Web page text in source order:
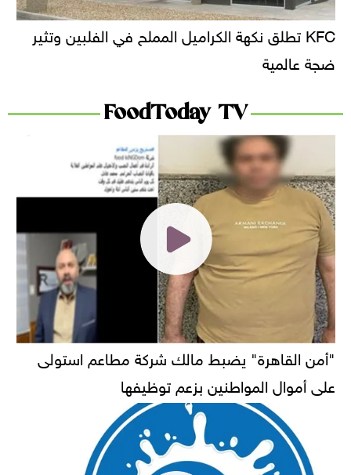
KFC تطلق نكهة الكراميل المملح في الفلبين وتثير
ضجة عالمية
FoodToday TV
"أمن القاهرة" يضبط مالك شركة مطاعم استولى
على أموال المواطنين بزعم توظيفها